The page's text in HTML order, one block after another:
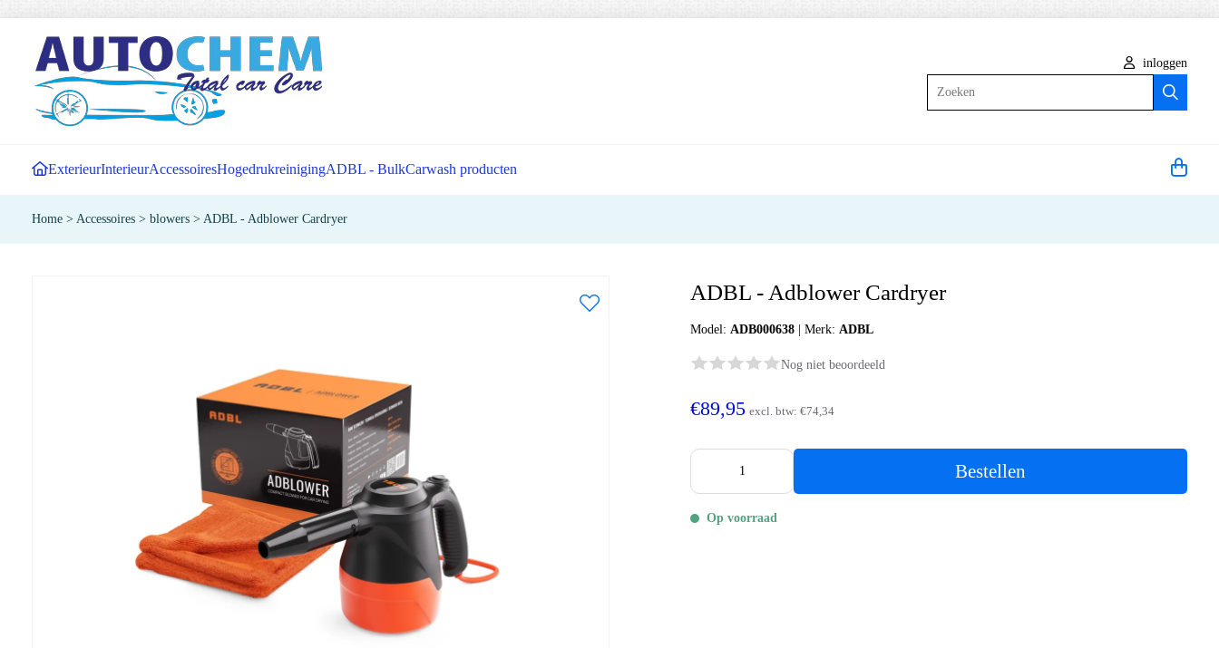
inloggen
ExterieurInterieurAccessoiresHogedrukreinigingADBL - BulkCarwash producten
Home > Accessoires > blowers > ADBL - Adblower Cardryer
ADBL - Adblower Cardryer
Model:ADB000638 |Merk:ADBL
Nog niet beoordeeld
€89,95 excl. btw:€74,34
Bestellen
Op voorraad